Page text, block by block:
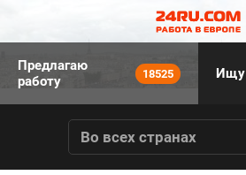
Предлагаю
работу
18525 Ищу
Во всех странах